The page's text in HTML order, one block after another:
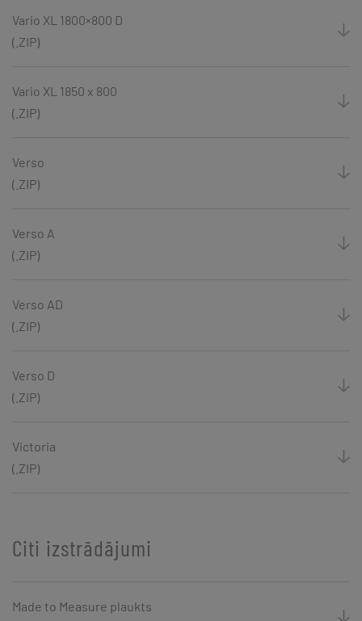
Vario XL 1800×800 D
(.ZIP)
Vario XL 1850 x 800
(.ZIP)
Verso
(.ZIP)
Verso A
(.ZIP)
Verso AD
(.ZIP)
Verso D
(.ZIP)
Victoria
(.ZIP)
Citi izstrādājumi
Made to Measure plaukts